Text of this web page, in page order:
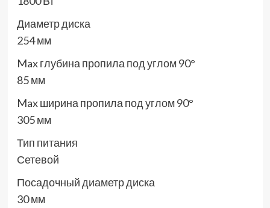
Диаметр диска
254 мм
Max глубина пропила под углом 90°
85 мм
Max ширина пропила под углом 90°
305 мм
Тип питания
Сетевой
Посадочный диаметр диска
30 мм